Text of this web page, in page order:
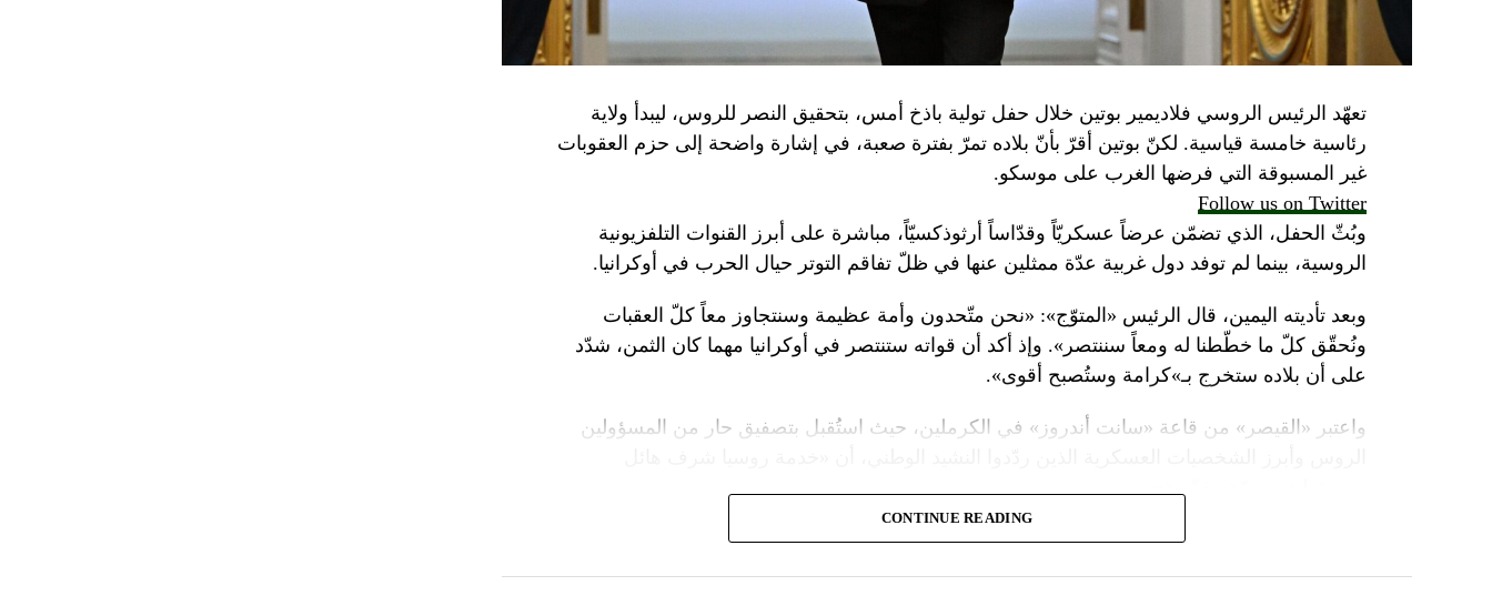
تعهّد الرئيس الروسي فلاديمير بوتين خلال حفل تولية باذخ أمس، بتحقيق النصر للروس، ليبدأ ولاية
رئاسية خامسة قياسية. لكنّ بوتين أقرّ بأنّ بلاده تمرّ بفترة صعبة، في إشارة واضحة إلى حزم العقوبات
غير المسبوقة التي فرضها الغرب على موسكو.
Follow us on Twitter
وبُثّ الحفل، الذي تضمّن عرضاً عسكريّاً وقدّاساً أرثوذكسيّاً، مباشرة على أبرز القنوات التلفزيونية
الروسية، بينما لم توفد دول غربية عدّة ممثلين عنها في ظلّ تفاقم التوتر حيال الحرب في أوكرانيا.
وبعد تأديته اليمين، قال الرئيس «المتوّج»: «نحن متّحدون وأمة عظيمة وسنتجاوز معاً كلّ العقبات
ونُحقّق كلّ ما خطّطنا له ومعاً سننتصر». وإذ أكد أن قواته ستنتصر في أوكرانيا مهما كان الثمن، شدّد
على أن بلاده ستخرج بـ»كرامة وستُصبح أقوى».
واعتبر «القيصر» من قاعة «سانت أندروز» في الكرملين، حيث استُقبل بتصفيق حار من المسؤولين
وبعدما وقف بمفرده تحت المطر بينما شاهد عرضاً عسكريّاً، باركه رئيس الكنيسة الأرثوذكسية الروسية
CONTINUE READING